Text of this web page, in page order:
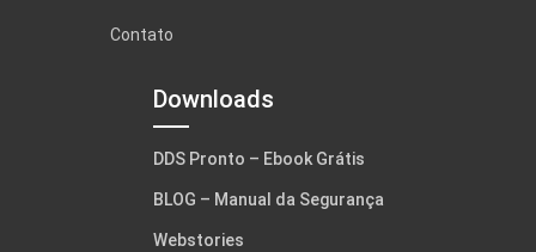
Contato
Downloads
DDS Pronto – Ebook Grátis
BLOG – Manual da Segurança
Webstories